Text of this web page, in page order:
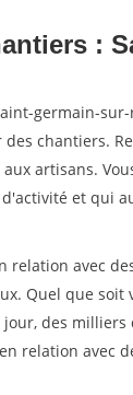
:
germain-
chantiers.
artisans.
et qui
avec
Quel que
jour, des
relation avec